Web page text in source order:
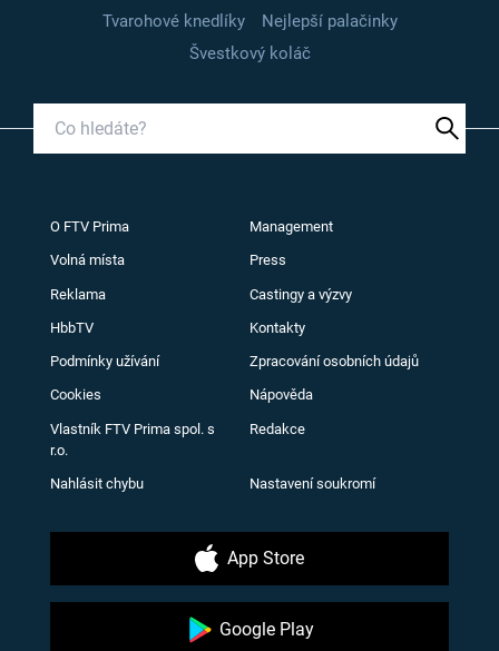
Tvarohové knedlíky
Nejlepší palačinky
Švestkový koláč
O FTV Prima Management
Volná místa Press
Reklama Castingy a výzvy
HbbTV Kontakty
Podmínky užívání Zpracování osobních údajů
Cookies Nápověda
Vlastník FTV Prima spol. s
r.o.
Redakce
Nahlásit chybu Nastavení soukromí
App Store
Google Play